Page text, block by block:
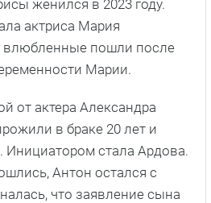
женился в 2023 году.
актриса Мария
влюбленные пошли после
Марии.
от актера Александра
в браке 20 лет и
Инициатором стала Ардова.
Антон остался с
что заявление сына